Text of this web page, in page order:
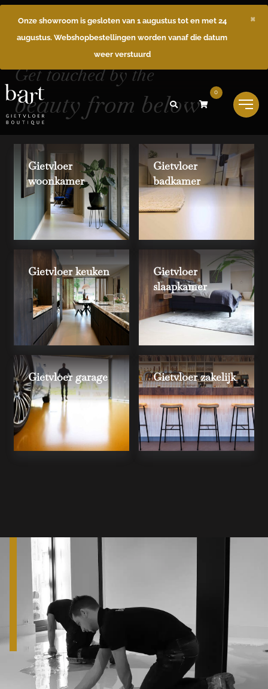
Onze showroom is gesloten van 1 augustus tot en met 24
augustus. Webshopbestellingen worden vanaf die datum
weer verstuurd
×
0
Get touched by the
beauty from below
Gietvloer
woonkamer
Gietvloer
badkamer
Gietvloer keuken
Gietvloer
slaapkamer
Gietvloer garage Gietvloer zakelijk